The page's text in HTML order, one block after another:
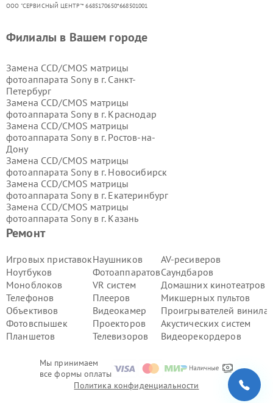
ООО "СЕРВИСНЫЙ ЦЕНТР"* 6685170650*668501001
Мы принимаем
все формы оплаты
Ремонт
Игровых приставок
Ноутбуков
Моноблоков
Телефонов
Объективов
Фотовспышек
Планшетов
Наушников
Фотоаппаратов
VR систем
Плееров
Видеокамер
Проекторов
Телевизоров
AV-ресиверов
Саундбаров
Домашних кинотеатров
Микшерных пультов
Проигрывателей винила
Акустических систем
Видеорекордеров
Филиалы в Вашем городе
Замена CCD/CMOS матрицы
фотоаппарата Sony в г. Санкт-
Петербург
Замена CCD/CMOS матрицы
фотоаппарата Sony в г. Краснодар
Замена CCD/CMOS матрицы
фотоаппарата Sony в г. Ростов-на-
Дону
Замена CCD/CMOS матрицы
фотоаппарата Sony в г. Новосибирск
Замена CCD/CMOS матрицы
фотоаппарата Sony в г. Екатеринбург
Замена CCD/CMOS матрицы
фотоаппарата Sony в г. Казань
Замена CCD/CMOS матрицы
фотоаппарата Sony в г.
фотоаппарата Sony в г.Волгоград
Замена CCD/CMOS матрицы
фотоаппарата Sony в г.Самара
Замена CCD/CMOS матрицы
фотоаппарата Sony в г.Пермь
Замена CCD/CMOS матрицы
фотоаппарата Sony в г.Красноярск
фотоаппарата Sony в г.
Замена CCD/CMOS матрицы
фотоаппарата Sony в г.Челябинск
Замена CCD/CMOS матрицы
Политика конфиденциальности